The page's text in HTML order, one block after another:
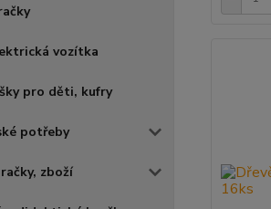
vozítka
pro děti, kufry
potřeby
zboží